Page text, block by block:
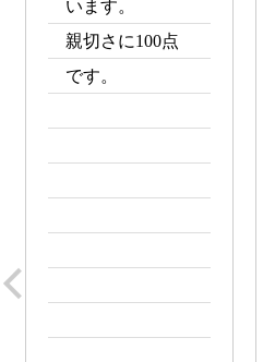
がとうございま
した。